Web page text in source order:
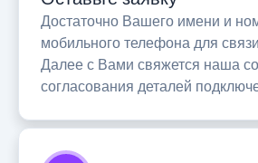
Достаточно Вашего имени и
мобильного телефона для
Далее с Вами свяжется наша
согласования деталей